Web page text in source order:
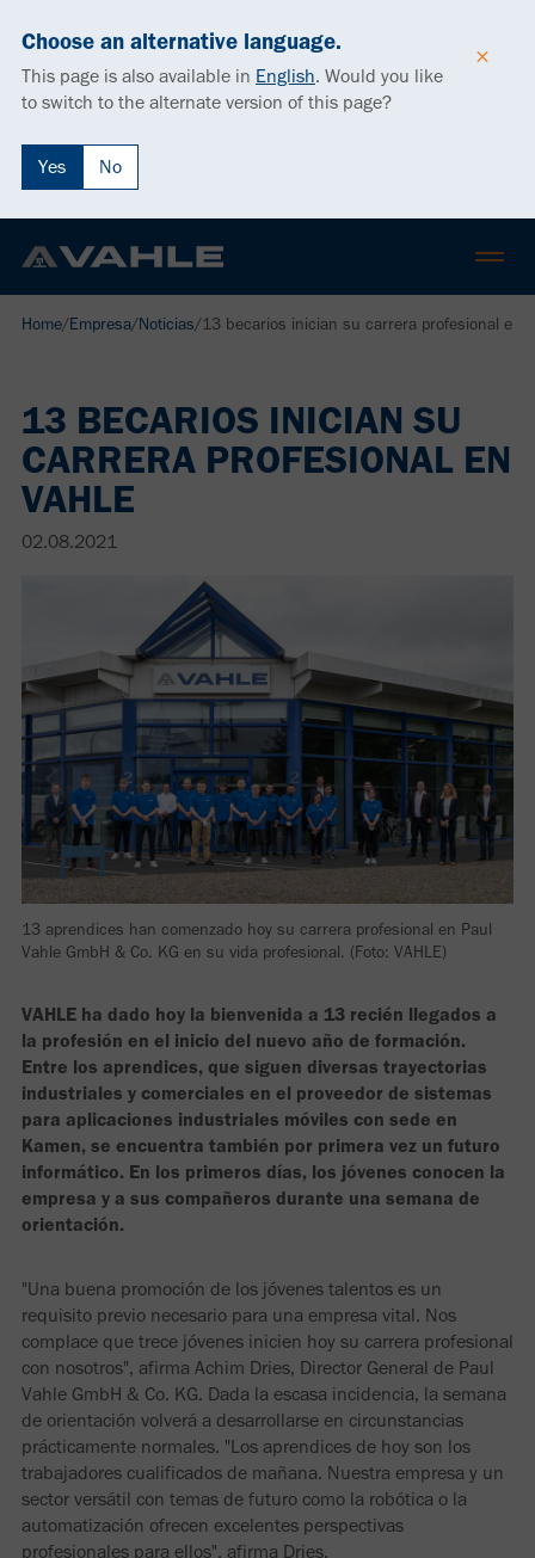
Choose an alternative language.
This page is also available in English. Would you like
to switch to the alternate version of this page?
Yes No
Home/Empresa/Noticias/13 becarios inician su carrera profesional en
13 BECARIOS INICIAN SU
CARRERA PROFESIONAL EN
VAHLE
02.08.2021
13 aprendices han comenzado hoy su carrera profesional en Paul
Vahle GmbH & Co. KG en su vida profesional. (Foto: VAHLE)
VAHLE ha dado hoy la bienvenida a 13 recién llegados a
la profesión en el inicio del nuevo año de formación.
Entre los aprendices, que siguen diversas trayectorias
industriales y comerciales en el proveedor de sistemas
para aplicaciones industriales móviles con sede en
Kamen, se encuentra también por primera vez un futuro
informático. En los primeros días, los jóvenes conocen la
empresa y a sus compañeros durante una semana de
orientación.
"Una buena promoción de los jóvenes talentos es un
requisito previo necesario para una empresa vital. Nos
complace que trece jóvenes inicien hoy su carrera profesional
con nosotros", afirma Achim Dries, Director General de Paul
Vahle GmbH & Co. KG. Dada la escasa incidencia, la semana
de orientación volverá a desarrollarse en circunstancias
prácticamente normales. "Los aprendices de hoy son los
trabajadores cualificados de mañana. Nuestra empresa y un
sector versátil con temas de futuro como la robótica o la
automatización ofrecen excelentes perspectivas
profesionales para ellos", afirma Dries.